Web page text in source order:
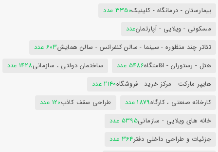
بیمارستان - درمانگاه - کلینیک3350 عدد
مسکونی - ویلایی - آپارتمانعدد
تئاتر چند منظوره - سینما - سالن کنفرانس - سالن همایش603 عدد
هتل - رستوران - اقامتگاه5486 عدد ساختمان دولتی ، سازمانی1428 عدد
هایپر مارکت - مرکز خرید - فروشگاه2140 عدد
کارخانه صنعتی ، کارگاه1879 عدد طراحی سقف کاذب120 عدد
خانه های ویلایی - سازمانی5395 عدد
جزئیات و طراحی داخلی دفتر364 عدد